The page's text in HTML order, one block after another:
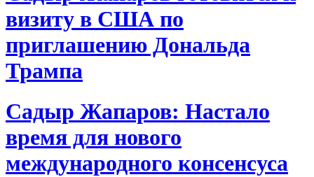
визиту в США по
приглашению Дональда
Трампа
Садыр Жапаров: Настало
время для нового
международного консенсуса